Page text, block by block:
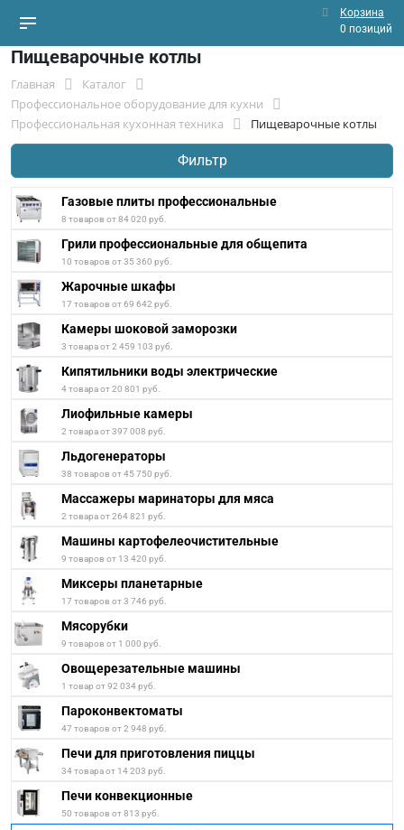
Корзина
0 позиций
Пищеварочные котлы
Главная
Каталог
Профессиональное оборудование для кухни
Профессиональная кухонная техника
Пищеварочные котлы
Фильтр
Газовые плиты профессиональные
8 товаров от 84 020 руб.
Грили профессиональные для общепита
10 товаров от 35 360 руб.
Жарочные шкафы
17 товаров от 69 642 руб.
Камеры шоковой заморозки
3 товара от 2 459 103 руб.
Кипятильники воды электрические
4 товара от 20 801 руб.
Лиофильные камеры
2 товара от 397 008 руб.
Льдогенераторы
38 товаров от 45 750 руб.
Массажеры маринаторы для мяса
2 товара от 264 821 руб.
Машины картофелеочистительные
9 товаров от 13 420 руб.
Миксеры планетарные
17 товаров от 3 746 руб.
Мясорубки
9 товаров от 1 000 руб.
Овощерезательные машины
1 товар от 92 034 руб.
Пароконвектоматы
47 товаров от 2 948 руб.
Печи для приготовления пиццы
34 товара от 14 203 руб.
Печи конвекционные
50 товаров от 813 руб.